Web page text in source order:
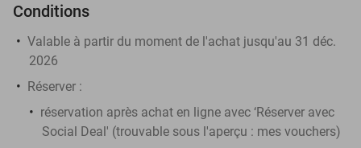
Conditions
Valable à partir du moment de l'achat jusqu'au 31 déc.
2026
Réserver :
réservation après achat en ligne avec ‘Réserver avec
Social Deal' (trouvable sous l'aperçu : mes vouchers)